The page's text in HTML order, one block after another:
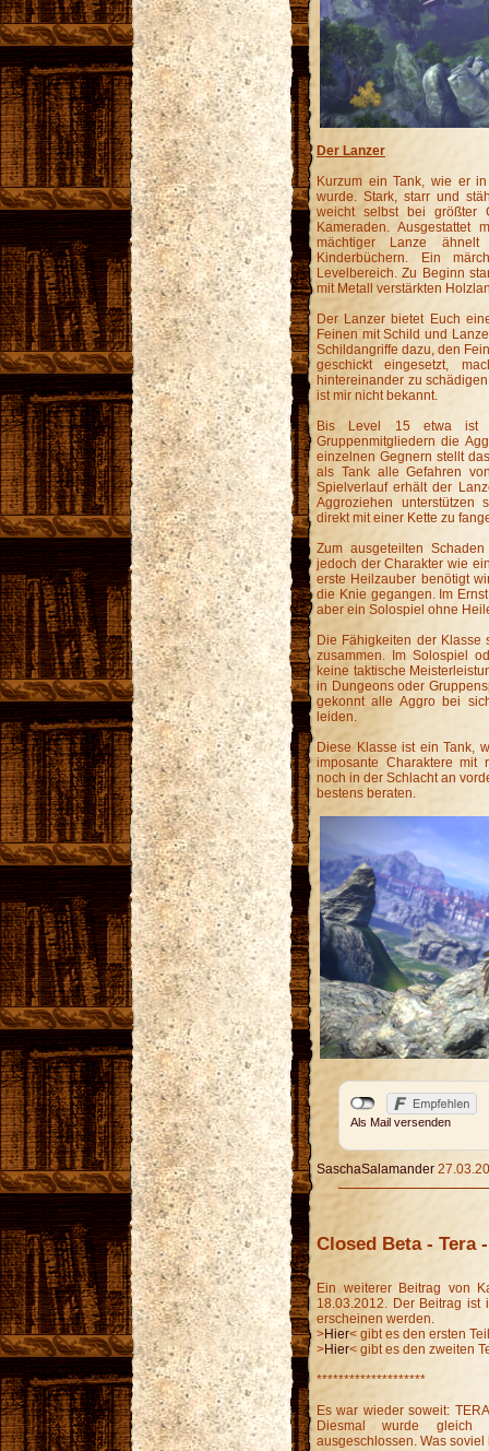
Der Lanzer
Kurzum ein Tank, wie er
wurde. Stark, starr und
weicht selbst bei größter
Kameraden. Ausgestattet
mächtiger Lanze
Kinderbüchern. Ein
Levelbereich. Zu Beginn
mit Metall verstärkten
Der Lanzer bietet Euch
Feinen mit Schild und
Schildangriffe dazu, den
geschickt eingesetzt,
hintereinander zu
ist mir nicht bekannt.
Bis Level 15 etwa ist
Gruppenmitgliedern die
einzelnen Gegnern stellt
als Tank alle Gefahren
Spielverlauf erhält der
Aggroziehen unterstützen
direkt mit einer Kette zu
Zum ausgeteilten
jedoch der Charakter wie
erste Heilzauber benötigt
die Knie gegangen. Im
aber ein Solospiel ohne
Die Fähigkeiten der Klasse
zusammen. Im Solospiel
keine taktische
in Dungeons oder
gekonnt alle Aggro bei
leiden.
Diese Klasse ist ein Tank,
imposante Charaktere mit
noch in der Schlacht an
bestens beraten.
Als Mail versenden
SaschaSalamander
Closed Beta - Tera
Ein weiterer Beitrag von
18.03.2012. Der Beitrag
erscheinen werden.
>Hier< gibt es den ersten
>Hier< gibt es den zweiten
********************
Es war wieder soweit:
Diesmal wurde gleich
ausgeschlossen. Was